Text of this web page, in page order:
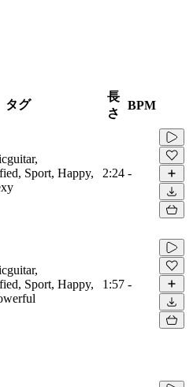
タグ
長
さ
BPM
Sport, Happy,
2:24 -
Sport, Happy,
1:57 -